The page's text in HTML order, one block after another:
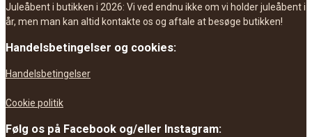
Juleåbent i butikken i 2026: Vi ved endnu ikke om vi holder juleåbent i
år, men man kan altid kontakte os og aftale at besøge butikken!
Handelsbetingelser og cookies:
Handelsbetingelser
Cookie politik
Følg os på Facebook og/eller Instagram: